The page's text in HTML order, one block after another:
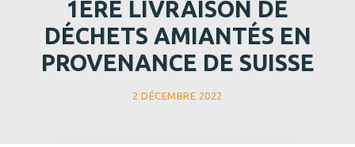
1ÈRE LIVRAISON DE
DÉCHETS AMIANTÉS EN
PROVENANCE DE SUISSE
2 DÉCEMBRE 2022